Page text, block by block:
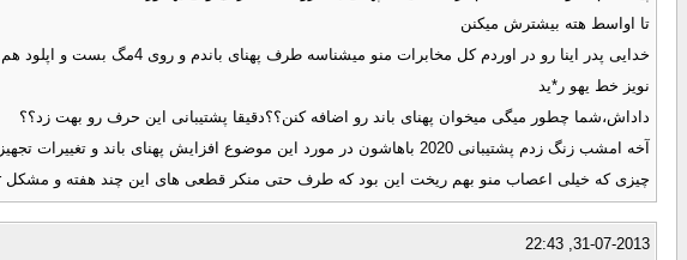
تا اواسط هته بیشترش میکنن
خدایی پدر اینا رو در اوردم کل مخابرات منو میشناسه طرف پهنای باندم و روی 4مگ بست و اپلود هم روی 1 مگ
نویز خط یهو ر*ید
داداش،شما چطور میگی میخوان پهنای باند رو اضافه کنن؟؟دقیقا پشتیبانی این حرف رو بهت زد؟؟
آخه امشب زنگ زدم پشتیبانی 2020 باهاشون در مورد این موضوع افزایش پهنای باند و تغییرات تجهیزات مخابراتی و ...صحبت کردم و کلا طرف منکر همه ی اینا شد و گفت اصلا همچین چیزی نیست و کی گفته و از این جور حرفا...!
چیزی که خیلی اعصاب منو بهم ریخت این بود که طرف حتی منکر قطعی های این چند هفته و مشکل DNS Server شد و میگفت همچین مشکلی هم نبوده:n23:
31-07-2013, 22:43